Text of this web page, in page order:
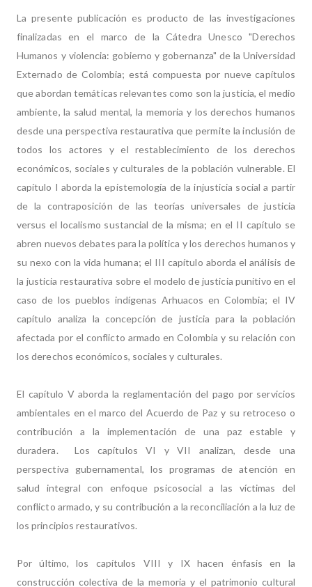
La presente publicación es producto de las investigaciones
finalizadas en el marco de la Cátedra Unesco "Derechos
Humanos y violencia: gobierno y gobernanza" de la Universidad
Externado de Colombia; está compuesta por nueve capítulos
que abordan temáticas relevantes como son la justicia, el medio
ambiente, la salud mental, la memoria y los derechos humanos
desde una perspectiva restaurativa que permite la inclusión de
todos los actores y el restablecimiento de los derechos
económicos, sociales y culturales de la población vulnerable. El
capítulo I aborda la epistemología de la injusticia social a partir
de la contraposición de las teorías universales de justicia
versus el localismo sustancial de la misma; en el II capítulo se
abren nuevos debates para la política y los derechos humanos y
su nexo con la vida humana; el III capítulo aborda el análisis de
la justicia restaurativa sobre el modelo de justicia punitivo en el
caso de los pueblos indígenas Arhuacos en Colombia; el IV
capítulo analiza la concepción de justicia para la población
afectada por el conflicto armado en Colombia y su relación con
los derechos económicos, sociales y culturales.
El capítulo V aborda la reglamentación del pago por servicios
ambientales en el marco del Acuerdo de Paz y su retroceso o
contribución a la implementación de una paz estable y
duradera. Los capítulos VI y VII analizan, desde una
perspectiva gubernamental, los programas de atención en
salud integral con enfoque psicosocial a las víctimas del
conflicto armado, y su contribución a la reconciliación a la luz de
los principios restaurativos.
Por último, los capítulos VIII y IX hacen énfasis en la
construcción colectiva de la memoria y el patrimonio cultural